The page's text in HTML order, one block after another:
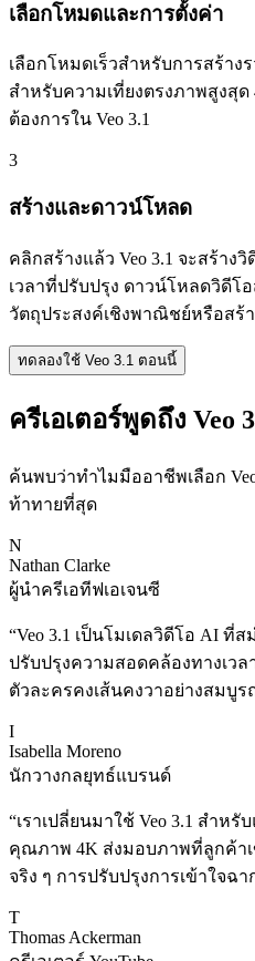
เลือกโหมดและการตั้งค่า
เลือกโหมดเร็วสำหรับการสร้า
สำหรับความเที่ยงตรงภาพสูงสุ
ต้องการใน Veo 3.1
3
สร้างและดาวน์โหลด
คลิกสร้างแล้ว Veo 3.1 จะสร้าง
เวลาที่ปรับปรุง ดาวน์โหลดวิดี
วัตถุประสงค์เชิงพาณิชย์หรือสร้
ทดลองใช้ Veo 3.1 ตอนนี้
ครีเอเตอร์พูดถึง Veo
ค้นพบว่าทำไมมืออาชีพเลือก
ท้าทายที่สุด
N
Nathan Clarke
ผู้นำครีเอทีฟเอเจนซี
“Veo 3.1 เป็นโมเดลวิดีโอ AI ที่
ปรับปรุงความสอดคล้องทางเวล
ตัวละครคงเส้นคงวาอย่างสมบู
I
Isabella Moreno
นักวางกลยุทธ์แบรนด์
“เราเปลี่ยนมาใช้ Veo 3.1 สำ
คุณภาพ 4K ส่งมอบภาพที่ลูกค้า
จริง ๆ การปรับปรุงการเข้าใจฉ
T
Thomas Ackerman